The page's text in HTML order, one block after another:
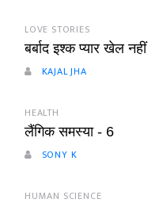
LOVE STORIES
बर्बाद इश्क प्यार खेल
KAJAL JHA
HEALTH
लैंगिक समस्या - 6
SONY K
HUMAN SCIENCE